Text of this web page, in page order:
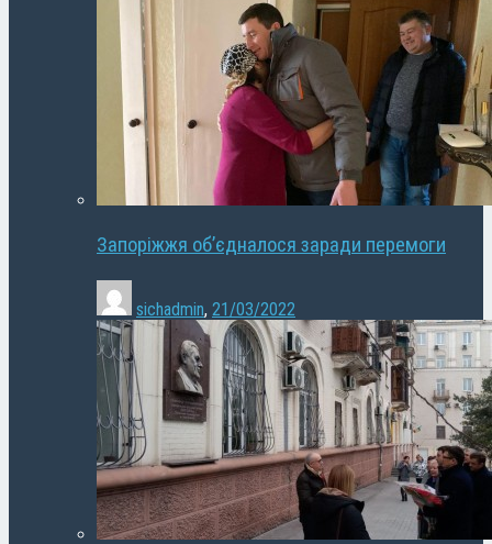
Запоріжжя об’єдналося заради перемоги
sichadmin, 21/03/2022